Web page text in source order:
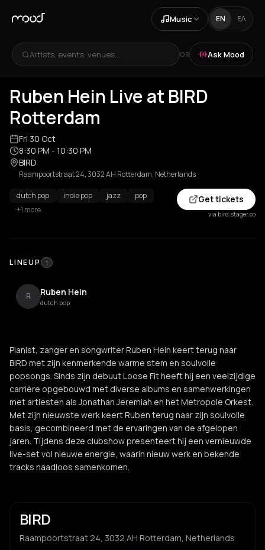
Music EN ΕΛ
Artists, events, venues... OR Ask Mood
Ruben Hein Live at BIRD
Rotterdam
Fri 30 Oct
8:30 PM - 10:30 PM
BIRD
Raampoortstraat 24, 3032 AH Rotterdam, Netherlands
dutch pop indie pop jazz
pop
+1 more
Get tickets
via bird.stager.co
LINEUP 1
R Ruben Hein
dutch pop
Pianist, zanger en songwriter Ruben Hein keert terug naar
BIRD met zijn kenmerkende warme stem en soulvolle
popsongs. Sinds zijn debuut Loose Fit heeft hij een veelzijdige
carrière opgebouwd met diverse albums en samenwerkingen
met artiesten als Jonathan Jeremiah en het Metropole Orkest.
Met zijn nieuwste werk keert Ruben terug naar zijn soulvolle
basis, gecombineerd met de ervaringen van de afgelopen
jaren. Tijdens deze clubshow presenteert hij een vernieuwde
live-set vol nieuwe energie, waarin nieuw werk en bekende
tracks naadloos samenkomen.
BIRD
Raampoortstraat 24, 3032 AH Rotterdam, Netherlands